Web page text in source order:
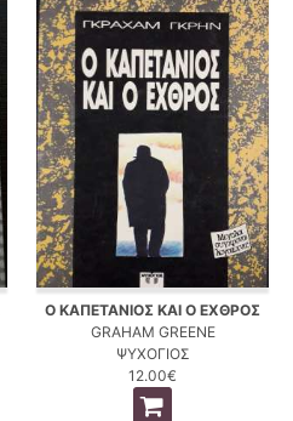
Ο ΚΑΠΕΤΑΝΙΟΣ ΚΑΙ Ο ΕΧΘΡΟΣ
GRAHAM GREENE
ΨΥΧΟΓΙΟΣ
12.00€